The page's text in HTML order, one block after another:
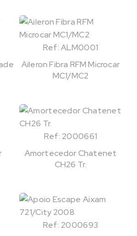
Ref: ALM0001
Aileron Fibra RFM Microcar
MC1/MC2
Ref: 2000661
Amortecedor Chatenet
CH26 Tr.
Ref: 2000693